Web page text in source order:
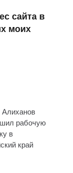
сайта в
моих
Алиханов
рабочую
в
край